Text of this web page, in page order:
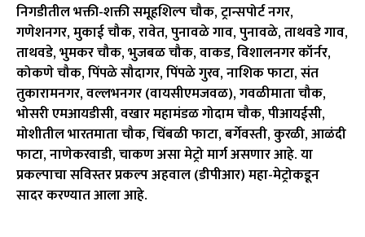
निगडीतील भक्ती-शक्ती समूहशिल्प चौक, ट्रान्सपोर्ट नगर,
गणेशनगर, मुकाई चौक, रावेत, पुनावळे गाव, पुनावळे, ताथवडे गाव,
ताथवडे, भुमकर चौक, भुजबळ चौक, वाकड, विशालनगर कॉर्नर,
कोकणे चौक, पिंपळे सौदागर, पिंपळे गुरव, नाशिक फाटा, संत
तुकारामनगर, वल्लभनगर (वायसीएमजवळ), गवळीमाता चौक,
भोसरी एमआयडीसी, वखार महामंडळ गोदाम चौक, पीआयईसी,
मोशीतील भारतमाता चौक, चिंबळी फाटा, बर्गेवस्ती, कुरळी, आळंदी
फाटा, नाणेकरवाडी, चाकण असा मेट्रो मार्ग असणार आहे. या
प्रकल्पाचा सविस्तर प्रकल्प अहवाल (डीपीआर) महा-मेट्रोकडून
सादर करण्यात आला आहे.